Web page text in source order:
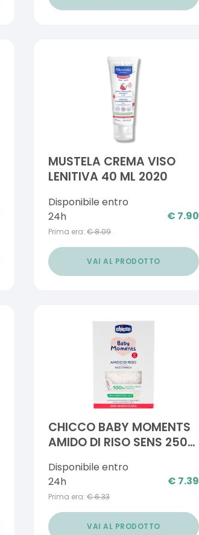
MUSTELA CREMA VISO
LENITIVA 40 ML 2020
Disponibile entro
24h
Prima era: €8.09
€ 7.90
VAI AL PRODOTTO
CHICCO BABY MOMENTS
AMIDO DI RISO SENS 250
Disponibile entro
24h
Prima era: €6.33
€ 7.39
VAI AL PRODOTTO